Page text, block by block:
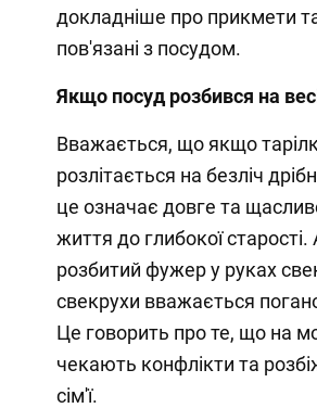
докладніше про прикмети
пов'язані з посудом.
Якщо посуд розбився на
Вважається, що якщо
розлітається на безліч
це означає довге та
життя до глибокої старості.
розбитий фужер у руках
свекрухи вважається
Це говорить про те, що на
чекають конфлікти та
сім'ї.